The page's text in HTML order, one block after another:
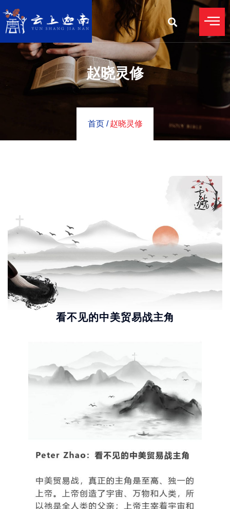
赵晓灵修
首页 / 赵晓灵修
看不见的中美贸易战主角